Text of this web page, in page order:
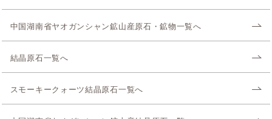
中国湖南省ヤオガンシャン鉱山産原石・鉱物一覧へ
結晶原石一覧へ
スモーキークォーツ結晶原石一覧へ